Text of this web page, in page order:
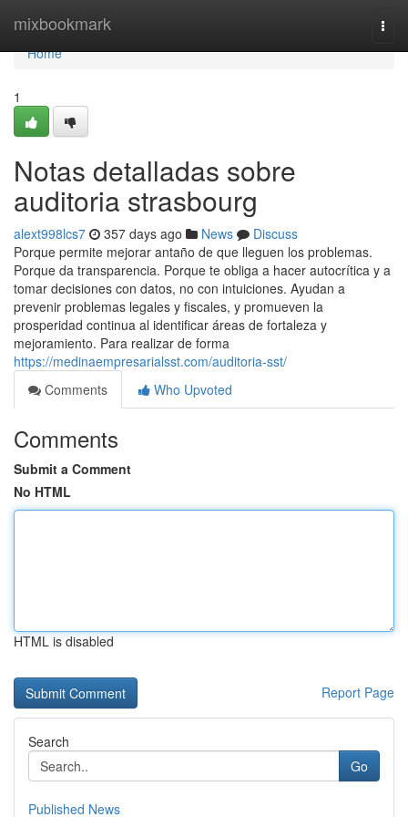
mixbookmark
Home
Home
1
Notas detalladas sobre
auditoria strasbourg
alext998lcs7 357 days ago News
Discuss
Porque permite mejorar antaño de que lleguen los problemas.
Porque da transparencia. Porque te obliga a hacer autocrítica y a
tomar decisiones con datos, no con intuiciones. Ayudan a
prevenir problemas legales y fiscales, y promueven la
prosperidad continua al identificar áreas de fortaleza y
mejoramiento. Para realizar de forma
https://medinaempresarialsst.com/auditoria-sst/
Comments
Who Upvoted
Comments
Submit a Comment
No HTML
HTML is disabled
Report Page
Search
Go
Published News